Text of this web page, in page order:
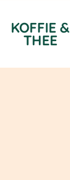
KOFFIE &
THEE